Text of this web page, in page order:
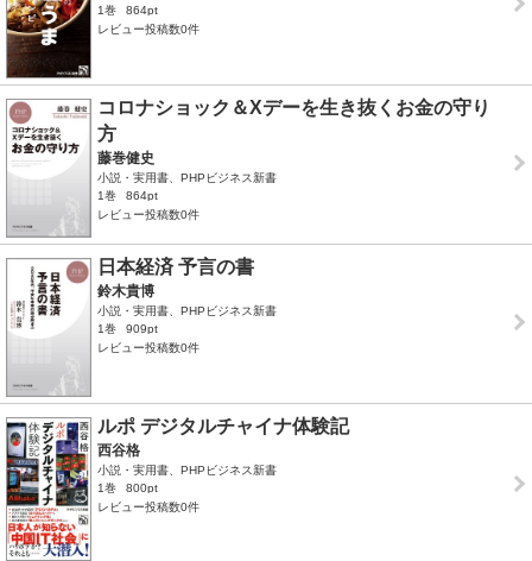
1巻
864pt
レビュー投稿数0件
コロナショック＆Xデーを生き抜くお金の守り
方
藤巻健史
小説・実用書、PHPビジネス新書
1巻
864pt
レビュー投稿数0件
日本経済 予言の書
鈴木貴博
小説・実用書、PHPビジネス新書
1巻
909pt
レビュー投稿数0件
ルポ デジタルチャイナ体験記
西谷格
小説・実用書、PHPビジネス新書
1巻
800pt
レビュー投稿数0件